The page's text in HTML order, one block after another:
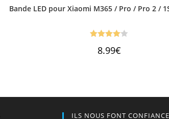
Bande LED pour Xiaomi M365 / Pro / Pro 2 /
sur 5
8.99€
ILS NOUS FONT CONFIANCE